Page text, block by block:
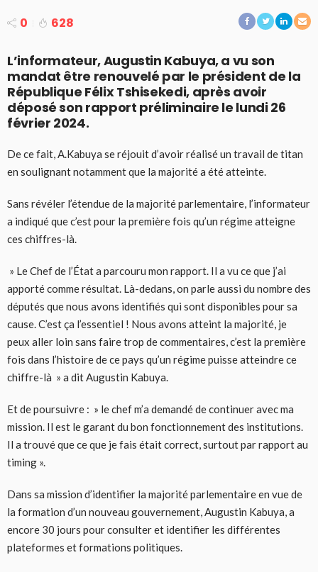
0 628
L’informateur, Augustin Kabuya, a vu son
mandat être renouvelé par le président de la
République Félix Tshisekedi, après avoir
déposé son rapport préliminaire le lundi 26
février 2024.
De ce fait, A.Kabuya se réjouit d’avoir réalisé un travail de titan
en soulignant notamment que la majorité a été atteinte.
Sans révéler l’étendue de la majorité parlementaire, l’informateur
a indiqué que c’est pour la première fois qu’un régime atteigne
ces chiffres-là.
» Le Chef de l’État a parcouru mon rapport. Il a vu ce que j’ai
apporté comme résultat. Là-dedans, on parle aussi du nombre des
députés que nous avons identifiés qui sont disponibles pour sa
cause. C’est ça l’essentiel ! Nous avons atteint la majorité, je
peux aller loin sans faire trop de commentaires, c’est la première
fois dans l’histoire de ce pays qu’un régime puisse atteindre ce
chiffre-là » a dit Augustin Kabuya.
Et de poursuivre : » le chef m’a demandé de continuer avec ma
mission. Il est le garant du bon fonctionnement des institutions.
Il a trouvé que ce que je fais était correct, surtout par rapport au
timing ».
Dans sa mission d’identifier la majorité parlementaire en vue de
la formation d’un nouveau gouvernement, Augustin Kabuya, a
encore 30 jours pour consulter et identifier les différentes
plateformes et formations politiques.